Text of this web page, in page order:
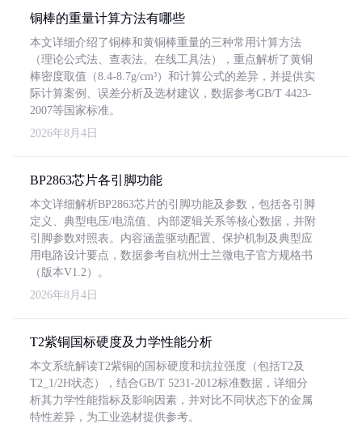
铜棒的重量计算方法有哪些
本文详细介绍了铜棒和黄铜棒重量的三种常用计算方法
（理论公式法、查表法、在线工具法），重点解析了黄铜
棒密度取值（8.4-8.7g/cm³）和计算公式的差异，并提供实
际计算案例、误差分析及选材建议，数据参考GB/T 4423-
2007等国家标准。
2026年8月4日
BP2863芯片各引脚功能
本文详细解析BP2863芯片的引脚功能及参数，包括各引脚
定义、典型电压/电流值、内部逻辑关系等核心数据，并附
引脚参数对照表。内容涵盖驱动配置、保护机制及典型应
用电路设计要点，数据参考自杭州士兰微电子官方规格书
（版本V1.2）。
2026年8月4日
T2紫铜国标硬度及力学性能分析
本文系统解读T2紫铜的国标硬度和抗拉强度（包括T2及
T2_1/2H状态），结合GB/T 5231-2012标准数据，详细分
析其力学性能指标及影响因素，并对比不同状态下的金属
特性差异，为工业选材提供参考。